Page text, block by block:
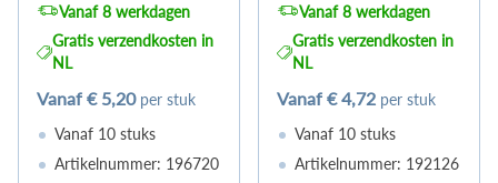
Vanaf 8 werkdagen
Gratis verzendkosten in
NL
Vanaf € 5,20 per stuk
Vanaf 10 stuks
Artikelnummer: 196720
Vanaf 8 werkdagen
Gratis verzendkosten in
NL
Vanaf € 4,72 per stuk
Vanaf 10 stuks
Artikelnummer: 192126